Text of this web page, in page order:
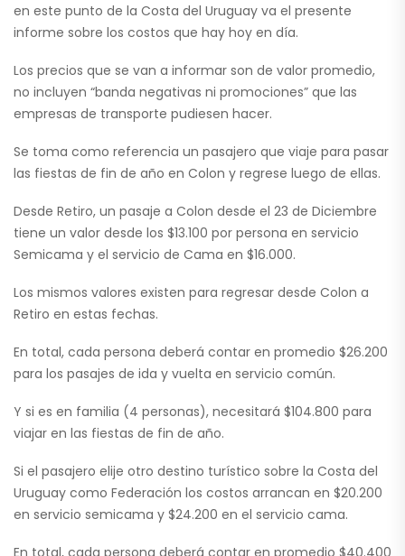
en este punto de la Costa del Uruguay va el presente
informe sobre los costos que hay hoy en día.
Los precios que se van a informar son de valor promedio,
no incluyen “banda negativas ni promociones” que las
empresas de transporte pudiesen hacer.
Se toma como referencia un pasajero que viaje para pasar
las fiestas de fin de año en Colon y regrese luego de ellas.
Desde Retiro, un pasaje a Colon desde el 23 de Diciembre
tiene un valor desde los $13.100 por persona en servicio
Semicama y el servicio de Cama en $16.000.
Los mismos valores existen para regresar desde Colon a
Retiro en estas fechas.
En total, cada persona deberá contar en promedio $26.200
para los pasajes de ida y vuelta en servicio común.
Y si es en familia (4 personas), necesitará $104.800 para
viajar en las fiestas de fin de año.
Si el pasajero elije otro destino turístico sobre la Costa del
Uruguay como Federación los costos arrancan en $20.200
en servicio semicama y $24.200 en el servicio cama.